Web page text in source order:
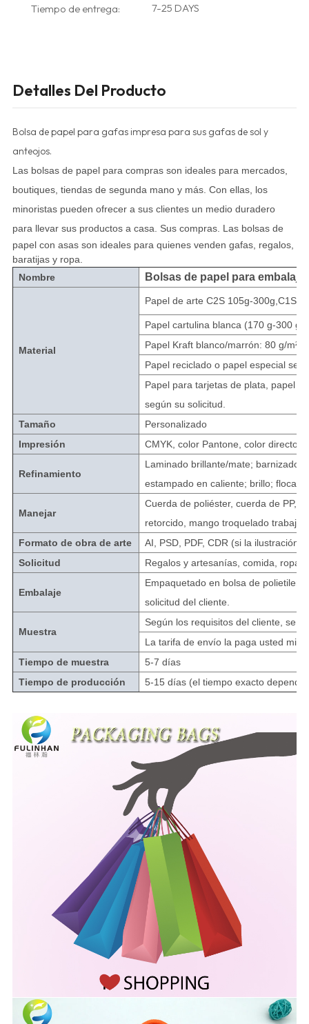
Tiempo de entrega: 7-25 DAYS
Detalles Del Producto
Bolsa de papel para gafas impresa para sus gafas de sol y
anteojos.
Las bolsas de papel para compras son ideales para mercados,
boutiques, tiendas de segunda mano y más. Con ellas, los
minoristas pueden ofrecer a sus clientes un medio duradero
para llevar sus productos a casa. Sus compras. Las bolsas de
papel con asas son ideales para quienes venden gafas, regalos,
baratijas y ropa.
Nombre
Bolsas de papel para
Material
Papel de arte C2S 105g-300g,C1S
Papel cartulina blanca (170 g-300 g,
Papel Kraft blanco/marrón: 80 g/m² -
Papel reciclado o papel especial
Papel para tarjetas de plata, papel
según su solicitud.
Tamaño
Personalizado
Impresión
CMYK, color Pantone, color directo
Refinamiento
Laminado brillante/mate; barnizado
estampado en caliente; brillo;
Manejar
Cuerda de poliéster, cuerda de PP,
retorcido, mango troquelado
Formato de obra de arte
AI, PSD, PDF, CDR (si la ilustración
Solicitud
Regalos y artesanías, comida, ropa,
Embalaje
Empaquetado en bolsa de
solicitud del cliente.
Muestra
Según los requisitos del cliente, se
La tarifa de envío la paga usted
Tiempo de muestra
5-7 días
Tiempo de producción
5-15 días (el tiempo exacto